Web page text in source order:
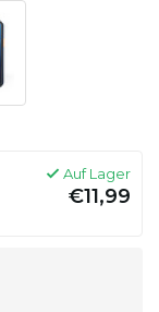
Auf Lager
€11,99